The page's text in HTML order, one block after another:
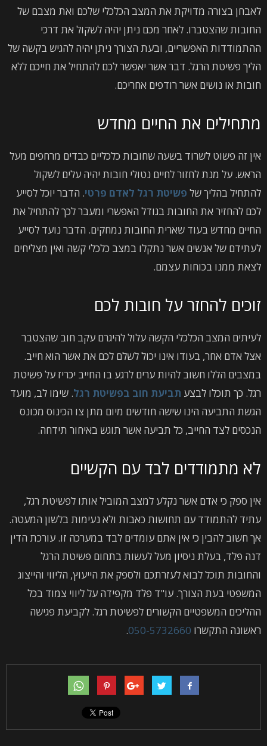
לאבחן בצורה מדויקת את המצב הכלכלי שלכם ואת מצבם של
החובות שהצטברו. לאחר מכם ניתן יהיה לשקול את דרכי
ההתמודדות האפשריים, ובעת הצורך ניתן יהיה להגיש בקשה של
הליך פשיטת הרגל. דבר אשר יאפשר לכם להתחיל את חייכם ללא
חובות או נושים אשר רודפים אחריכם.
מתחילים את החיים מחדש
אין זה פשוט לשרוד בשעה שחובות כלכליים כבדים מרחפים מעל
הראש. על מנת לחזור לחיים נטולי חובות יהיה עלים לשקול
להתחיל בהליך של פשיטת רגל לאדם פרטי. הדבר יוכל לסייע
לכם להחזיר את החובות בגודל האפשרי ומעבר לכך להתחיל את
החיים מחדש בעוד שארית החובות נמחקים. הדבר נועד לסייע
לעתידם של אנשים אשר נתקלו במצב כלכלי קשה ואין מצליחים
לצאת ממנו בכוחות עצמם.
זוכים להחזר על חובות לכם
לעיתים המצב הכלכלי הקשה עלול להיגרם עקב חוב שהצטבר
אצל אדם אחר, בעודו אינו יכול לשלם לכם את אשר הוא חייב.
במצבים הללו חשוב להיות ערים לרגע בו החייב יכריז על פשיטת
רגל. כך תוכלו לבצע תביעת חוב בפשיטת רגל. שימו לב, מועד
הגשת התביעה הינו שישה חודשים מיום מתן צו הכינוס מכונס
הנכסים לצד החייב, כל תביעה אשר תוגש באיחור תידחה.
לא מתמודדים לבד עם הקשיים
אין ספק כי אדם אשר נקלע למצב המוביל אותו לפשיטת רגל,
עתיד להתמודד עם תחושות כאבות ולא נעימות בלשון המעטה.
אך חשוב להבין כי אין אתם עומדים לבד במערכה זו. עורכת הדין
דנה פלד, בעלת ניסיון מעל לעשות בתחום פשיטת הרגל
והחובות תוכל לבוא לעזרתכם ולספק את הייעוץ, הליווי והייצוג
המשפטי בעת הצורך. עו"ד פלד מקפידה על ליווי צמוד בכל
ההליכים המשפטיים הקשורים לפשיטת רגל. לקביעת פגישה
ראשונה התקשרו 050-5732660
.